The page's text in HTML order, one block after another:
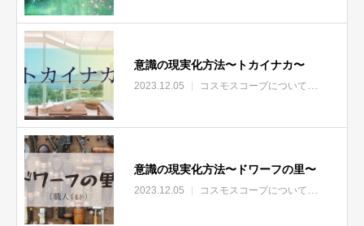
意識の現実化方法〜トカイナカ〜
2023.12.05 コスモスコープについて エリア
意識の現実化方法〜ドワーフの里〜
2023.12.05 コスモスコープについて エリア